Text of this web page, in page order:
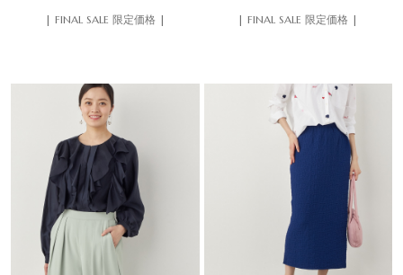
| FINAL SALE 限定価格 | | FINAL SALE 限定価格 |